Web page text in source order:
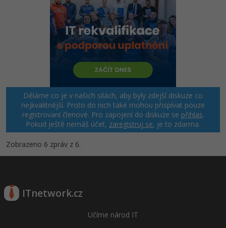
Děláme co je v našich silách, aby byly zdejší diskuze co
nejkvalitnější. Proto do nich také mohou přispívat pouze
registrovaní členové. Pro zapojení do diskuze se přihlas.
Pokud ještě nemáš účet, zaregistruj se, je to zdarma.
Zobrazeno 6 zpráv z 6.
ITnetwork.cz
Učíme národ IT